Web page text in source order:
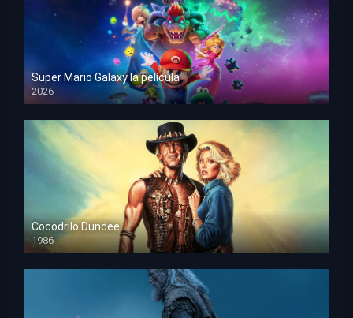
Super Mario Galaxy la película
2026
HD 1080p
Cocodrilo Dundee
1986
HD 1080p